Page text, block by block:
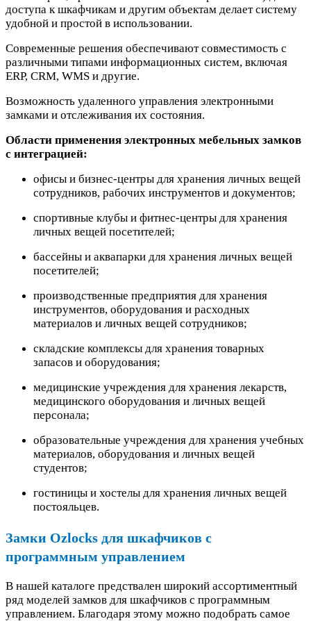
доступа к шкафчикам и другим объектам делает систему
удобной и простой в использовании.
Современные решения обеспечивают совместимость с
различными типами информационных систем, включая
ERP, CRM, WMS и другие.
Возможность удаленного управления электронными
замками и отслеживания их состояния.
Области применения электронных мебельных замков
с интеграцией:
офисы и бизнес-центры для хранения личных вещей
сотрудников, рабочих инструментов и документов;
спортивные клубы и фитнес-центры для хранения
личных вещей посетителей;
бассейны и аквапарки для хранения личных вещей
посетителей;
производственные предприятия для хранения
инструментов, оборудования и расходных
материалов и личных вещей сотрудников;
складские комплексы для хранения товарных
запасов и оборудования;
медицинские учреждения для хранения лекарств,
медицинского оборудования и личных вещей
персонала;
образовательные учреждения для хранения учебных
материалов, оборудования и личных вещей
студентов;
гостиницы и хостелы для хранения личных вещей
постояльцев.
Замки Ozlocks для шкафчиков с
программным управлением
В нашей каталоге предствален широкий ассортиментный
ряд моделей замков для шкафчиков с программным
управлением. Благодаря этому можно подобрать самое